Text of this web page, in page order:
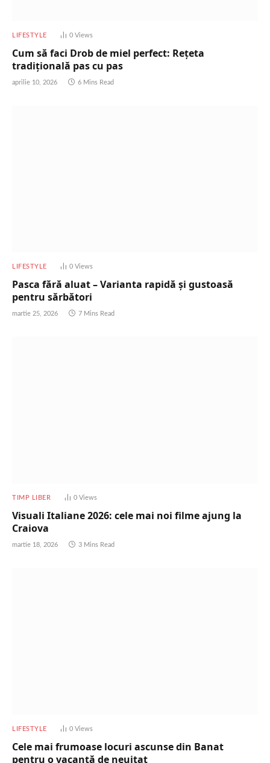
LIFESTYLE 0 Views
Cum să faci Drob de miel perfect: Rețeta
tradițională pas cu pas
aprilie 10, 2026 6 Mins Read
LIFESTYLE 0 Views
Pasca fără aluat – Varianta rapidă și gustoasă
pentru sărbători
martie 25, 2026 7 Mins Read
TIMP LIBER 0 Views
Visuali Italiane 2026: cele mai noi filme ajung la
Craiova
martie 18, 2026 3 Mins Read
LIFESTYLE 0 Views
Cele mai frumoase locuri ascunse din Banat
pentru o vacanță de neuitat